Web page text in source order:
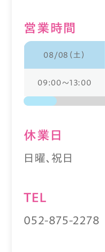
営業時間
08/08（土）
09:00～13:00
休業⽇
日曜、祝日
TEL
052-875-2278